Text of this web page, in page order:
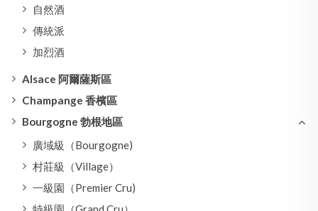
自然酒
傳統派
加烈酒
Alsace 阿爾薩斯區
Champange 香檳區
Bourgogne 勃根地區
廣域級（Bourgogne)
村莊級（Village）
一級園（Premier Cru)